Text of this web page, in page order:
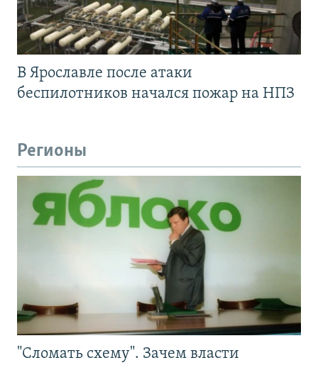
В Ярославле после атаки
беспилотников начался пожар на НПЗ
Регионы
"Сломать схему". Зачем власти